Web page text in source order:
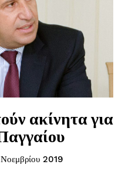
ακίνητα για
2019